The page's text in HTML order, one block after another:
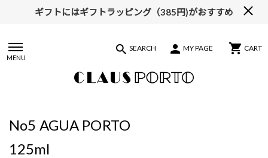
ギフトにはギフトラッピング（385円)がおすすめ
MENU
SEARCH MY PAGE CART
No5 AGUA PORTO
125ml